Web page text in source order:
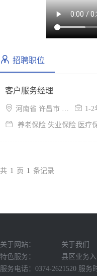
招聘职位
客户服务经理
 河南省 许昌市 魏都区  1-2
 养老保险 失业保险 医疗
共 1 页 1 条记录
关于网站： 关于我们
特色服务：
县区业务入
服务电话：0374-2621520 服